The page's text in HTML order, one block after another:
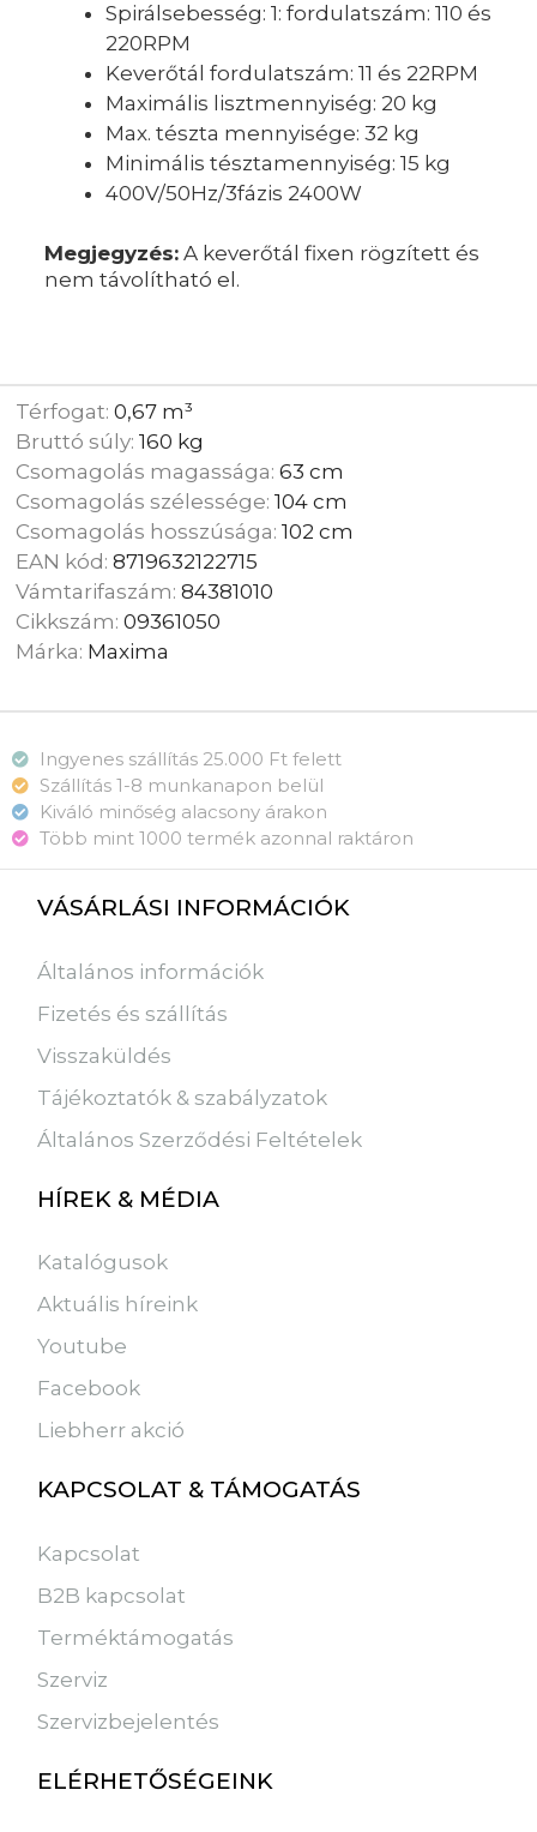
Spirálsebesség: 1: fordulatszám: 110 és
220RPM
Keverőtál fordulatszám: 11 és 22RPM
Maximális lisztmennyiség: 20 kg
Max. tészta mennyisége: 32 kg
Minimális tésztamennyiség: 15 kg
400V/50Hz/3fázis 2400W
Megjegyzés: A keverőtál fixen rögzített és
nem távolítható el.
Térfogat:0,67 m³
Bruttó súly:160 kg
Csomagolás magassága:63 cm
Csomagolás szélessége:104 cm
Csomagolás hosszúsága:102 cm
EAN kód:8719632122715
Vámtarifaszám:84381010
Cikkszám:09361050
Márka: Maxima
Ingyenes szállítás 25.000 Ft felett
Szállítás 1-8 munkanapon belül
Kiváló minőség alacsony árakon
Több mint 1000 termék azonnal raktáron
VÁSÁRLÁSI INFORMÁCIÓK
Általános információk
Fizetés és szállítás
Visszaküldés
Tájékoztatók & szabályzatok
Általános Szerződési Feltételek
HÍREK & MÉDIA
Katalógusok
Aktuális híreink
Youtube
Facebook
Liebherr akció
KAPCSOLAT & TÁMOGATÁS
Kapcsolat
B2B kapcsolat
Terméktámogatás
Szerviz
Szervizbejelentés
ELÉRHETŐSÉGEINK